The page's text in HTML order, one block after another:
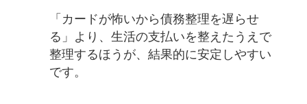
「カードが怖いから債務整理を遅らせ
る」より、生活の支払いを整えたうえで
整理するほうが、結果的に安定しやすい
です。